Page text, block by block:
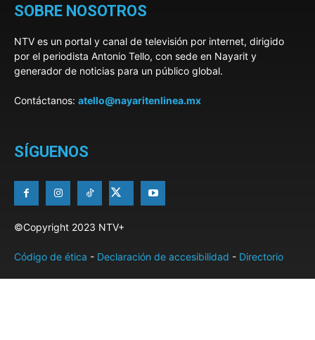
SOBRE NOSOTROS
NTV es un portal y canal de televisión por internet, dirigido
por el periodista Antonio Tello, con sede en Nayarit y
generador de noticias para un público global.
Contáctanos: atello@nayaritenlinea.mx
SÍGUENOS
©Copyright 2023 NTV+
Código de ética - Declaración de accesibilidad - Directorio